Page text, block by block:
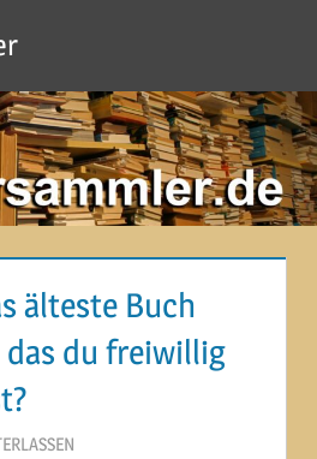
älteste Buch
das du freiwillig